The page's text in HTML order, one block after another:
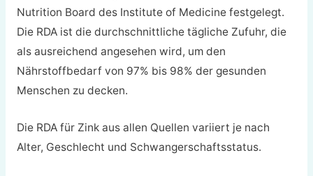
Nutrition Board des Institute of Medicine festgelegt.
Die RDA ist die durchschnittliche tägliche Zufuhr, die
als ausreichend angesehen wird, um den
Nährstoffbedarf von 97% bis 98% der gesunden
Menschen zu decken.
Die RDA für Zink aus allen Quellen variiert je nach
Alter, Geschlecht und Schwangerschaftsstatus.